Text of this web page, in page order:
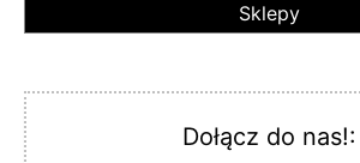
Sklepy
Dołącz do nas!: